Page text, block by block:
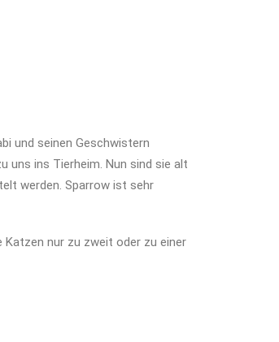
und seinen Geschwistern
uns ins Tierheim. Nun sind sie alt
werden. Sparrow ist sehr
Katzen nur zu zweit oder zu einer